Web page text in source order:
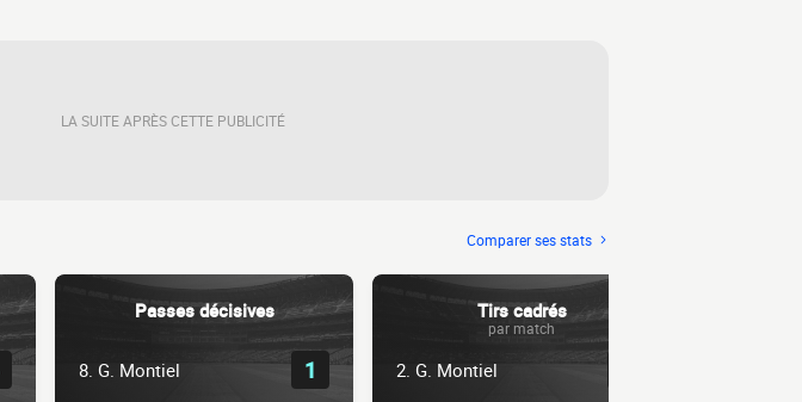
LA SUITE APRÈS CETTE PUBLICITÉ
Comparer ses stats
Passes décisives
8. G. Montiel 1
Tirs cadrés
par match
2. G. Montiel